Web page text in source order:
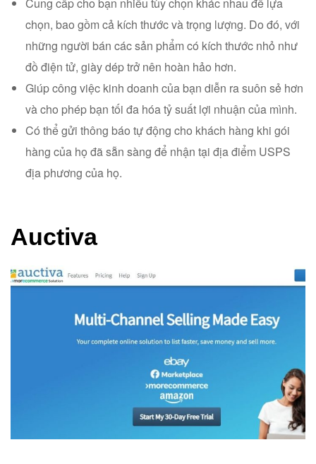
Cung cấp cho bạn nhiều tùy chọn khác nhau để lựa
chọn, bao gồm cả kích thước và trọng lượng. Do đó, với
những người bán các sản phẩm có kích thước nhỏ như
đồ điện tử, giày dép trở nên hoàn hảo hơn.
Giúp công việc kinh doanh của bạn diễn ra suôn sẻ hơn
và cho phép bạn tối đa hóa tỷ suất lợi nhuận của mình.
Có thể gửi thông báo tự động cho khách hàng khi gói
hàng của họ đã sẵn sàng để nhận tại địa điểm USPS
địa phương của họ.
Auctiva